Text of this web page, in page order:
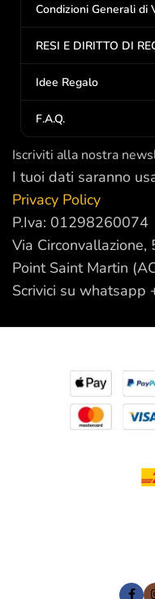
Condizioni Generali di
RESI E DIRITTO DI
Idee Regalo
F.A.Q.
Iscriviti alla nostra
I tuoi dati saranno
Privacy Policy
P.Iva: 01298260074
Via Circonvallazione,
Point Saint Martin
Scrivici su